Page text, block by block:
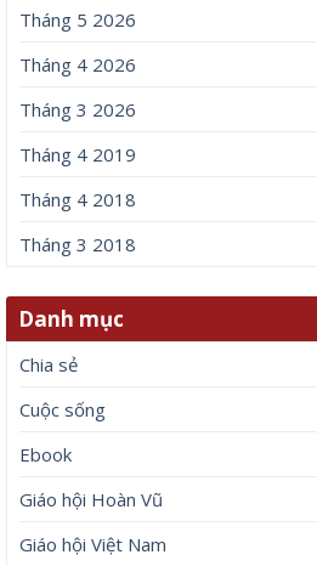
Tháng 5 2026
Tháng 4 2026
Tháng 3 2026
Tháng 4 2019
Tháng 4 2018
Tháng 3 2018
Danh mục
Chia sẻ
Cuộc sống
Ebook
Giáo hội Hoàn Vũ
Giáo hội Việt Nam